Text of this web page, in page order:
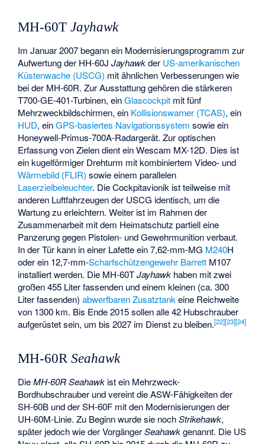
MH-60TJayhawk
Im Januar 2007 begann ein Modernisierungsprogramm zur
Aufwertung der HH-60JJayhawkder US-amerikanischen
Küstenwache (USCG) mit ähnlichen Verbesserungen wie
bei der MH-60R. Zur Ausstattung gehören die stärkeren
T700-GE-401-Turbinen, einGlascockpit mit fünf
Mehrzweckbildschirmen, ein Kollisionswarner (TCAS), ein
HUD, einGPS-basiertes Navigationssystem sowie ein
Honeywell-Primus-700A-Radargerät. Zur optischen
Erfassung von Zielen dient ein Wescam MX-12D. Dies ist
ein kugelförmiger Drehturm mit kombiniertem Video- und
Wärmebild (FLIR) sowie einem parallelen
Laserzielbeleuchter. Die Cockpitavionik ist teilweise mit
anderen Luftfahrzeugen der USCG identisch, um die
Wartung zu erleichtern. Weiter ist im Rahmen der
Zusammenarbeit mit dem Heimatschutz partiell eine
Panzerung gegen Pistolen- und Gewehrmunition verbaut.
In der Tür kann in einer Lafette ein 7,62-mm-MG M240H
oder ein 12,7-mm-Scharfschützengewehr Barrett M107
installiert werden. Die MH-60TJayhawk haben mit zwei
großen 455 Liter fassenden und einem kleinen (ca. 300
Liter fassenden)abwerfbaren Zusatztank eine Reichweite
von 1300 km. Bis Ende 2015 sollen alle 42 Hubschrauber
aufgerüstet sein, um bis 2027 im Dienst zu bleiben.[22][23][24]
MH-60RSeahawk
DieMH-60R Seahawk ist ein Mehrzweck-
Bordhubschrauber und vereint die ASW-Fähigkeiten der
SH-60B und der SH-60F mit den Modernisierungen der
UH-60M-Linie. Zu Beginn wurde sie nochStrikehawk,
später jedoch wie der VorgängerSeahawkgenannt. Die US